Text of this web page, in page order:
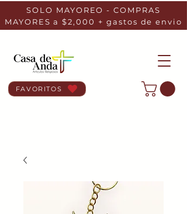
SOLO MAYOREO - COMPRAS
MAYORES a $2,000 + gastos de envio
FAVORITOS